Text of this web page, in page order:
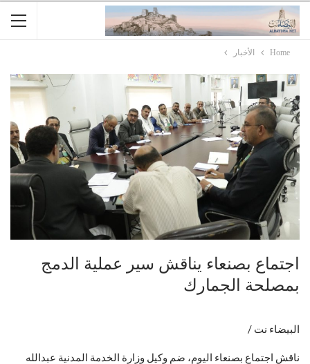
Home الأخبار
اجتماع بصنعاء يناقش سير عملية الدمج
بمصلحة الجمارك
البيضاء نت /
ناقش اجتماع بصنعاء اليوم، ضم وكيل وزارة الخدمة المدنية عبدالله